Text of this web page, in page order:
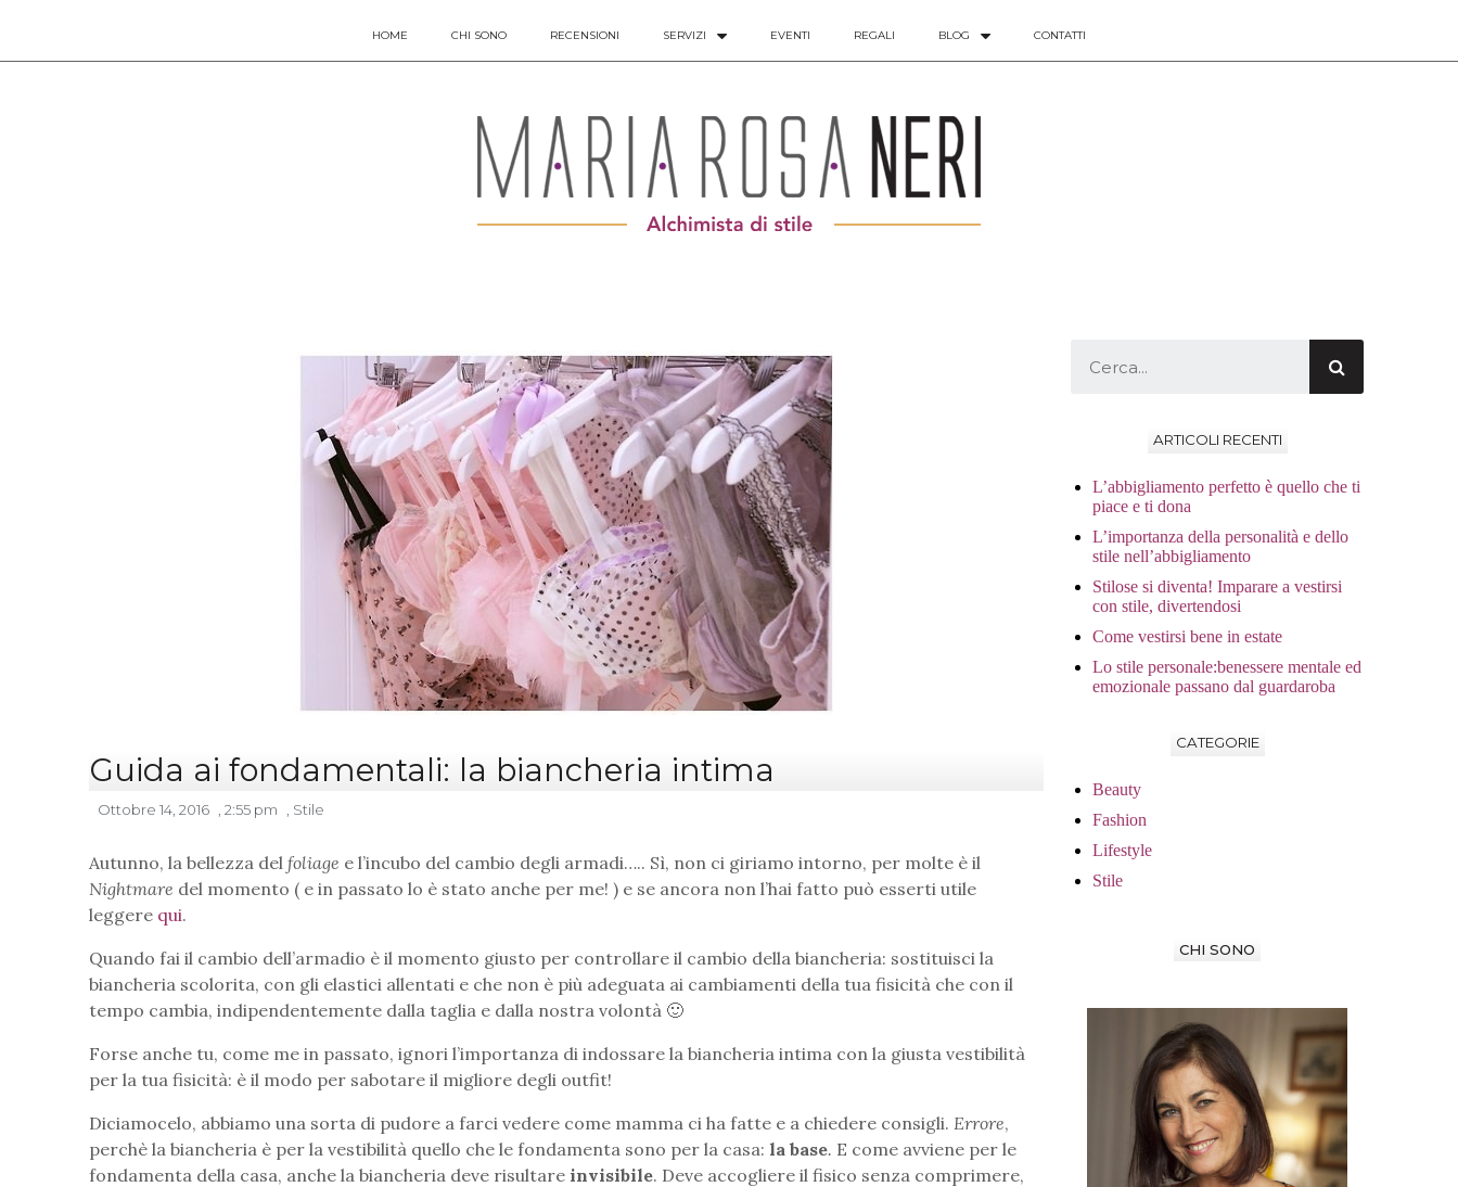
HOME CHI SONO RECENSIONI SERVIZI EVENTI REGALI BLOG CONTATTI
Guida ai fondamentali: la biancheria intima
Ottobre 14, 2016 2:55 pm Stile
Autunno, la bellezza del foliage e l’incubo del cambio degli armadi….. Sì, non ci giriamo intorno, per molte è il
Nightmare del momento ( e in passato lo è stato anche per me! ) e se ancora non l’hai fatto può esserti utile
leggere qui.
Quando fai il cambio dell’armadio è il momento giusto per controllare il cambio della biancheria: sostituisci la
biancheria scolorita, con gli elastici allentati e che non è più adeguata ai cambiamenti della tua fisicità che con il
tempo cambia, indipendentemente dalla taglia e dalla nostra volontà 🙂
Forse anche tu, come me in passato, ignori l’importanza di indossare la biancheria intima con la giusta vestibilità
per la tua fisicità: è il modo per sabotare il migliore degli outfit!
Diciamocelo, abbiamo una sorta di pudore a farci vedere come mamma ci ha fatte e a chiedere consigli. Errore,
perchè la biancheria è per la vestibilità quello che le fondamenta sono per la casa: la base. E come avviene per le
fondamenta della casa, anche la biancheria deve risultare invisibile. Deve accogliere il fisico senza comprimere,
ARTICOLI RECENTI
L’abbigliamento perfetto è quello che ti
piace e ti dona
L’importanza della personalità e dello
stile nell’abbigliamento
Stilose si diventa! Imparare a vestirsi
con stile, divertendosi
Come vestirsi bene in estate
Lo stile personale:benessere mentale ed
emozionale passano dal guardaroba
CATEGORIE
Beauty
Fashion
Lifestyle
Stile
CHI SONO